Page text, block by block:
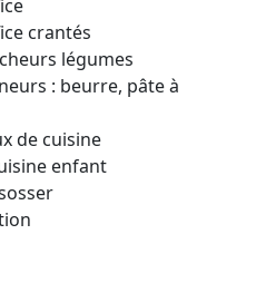
crantés
légumes
: beurre, pâte à
de cuisine
enfant